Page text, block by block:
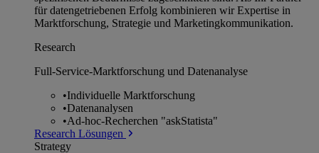
für datengetriebenen Erfolg kombinieren wir Expertise in
Marktforschung, Strategie und Marketingkommunikation.
Research
Full-Service-Marktforschung und Datenanalyse
•Individuelle Marktforschung
•Datenanalysen
•Ad-hoc-Recherchen "askStatista"
Research Lösungen
Strategy